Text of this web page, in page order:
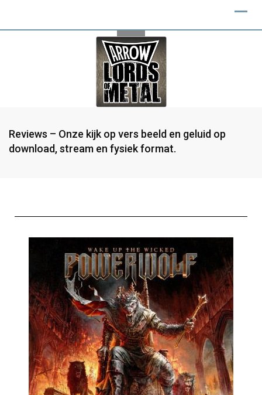
Reviews – Onze kijk op vers beeld en geluid op
download, stream en fysiek format.